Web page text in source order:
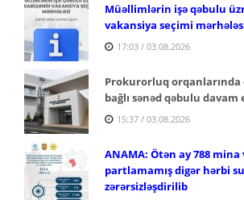
Müəllimlərin işə qəbulu
vakansiya seçimi
17:03 / 03.08.2026
Prokurorluq
bağlı sənəd qəbulu
15:37 / 03.08.2026
ANAMA: Ötən ay 788 mina
partlamamış digər hərbi
zərərsizləşdirilib